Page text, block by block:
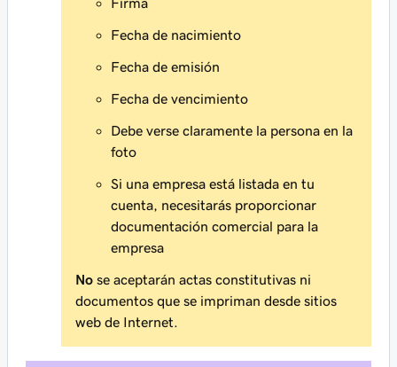
Firma
Fecha de nacimiento
Fecha de emisión
Fecha de vencimiento
Debe verse claramente la persona en la
foto
Si una empresa está listada en tu
cuenta, necesitarás proporcionar
documentación comercial para la
empresa
No se aceptarán actas constitutivas ni
documentos que se impriman desde sitios
web de Internet.